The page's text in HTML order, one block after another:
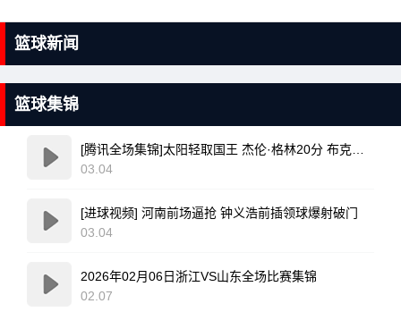
篮球新闻
篮球集锦
03.04
[进球视频] 河南前场逼抢 钟义浩前插领球爆射破门
03.04
2026年02月06日浙江VS山东全场比赛集锦
02.07